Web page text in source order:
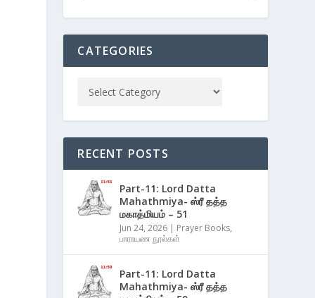
CATEGORIES
RECENT POSTS
Part-11: Lord Datta
Mahathmiya- ஸ்ரீ தத்த
மகாத்மியம் – 51
Jun 24, 2026 | Prayer Books,
பாராயண நூல்கள்
Part-11: Lord Datta
Mahathmiya- ஸ்ரீ தத்த